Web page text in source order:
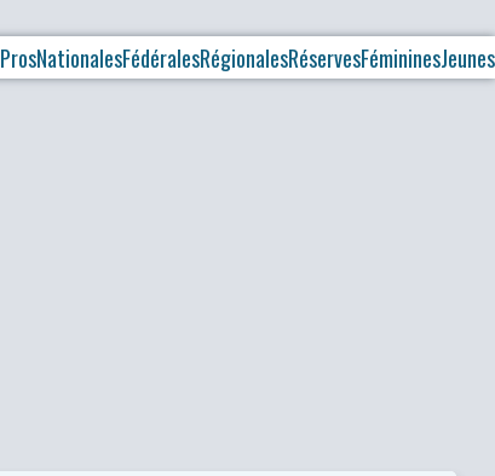
ProsNationalesFédéralesRégionalesRéservesFémininesJeunes